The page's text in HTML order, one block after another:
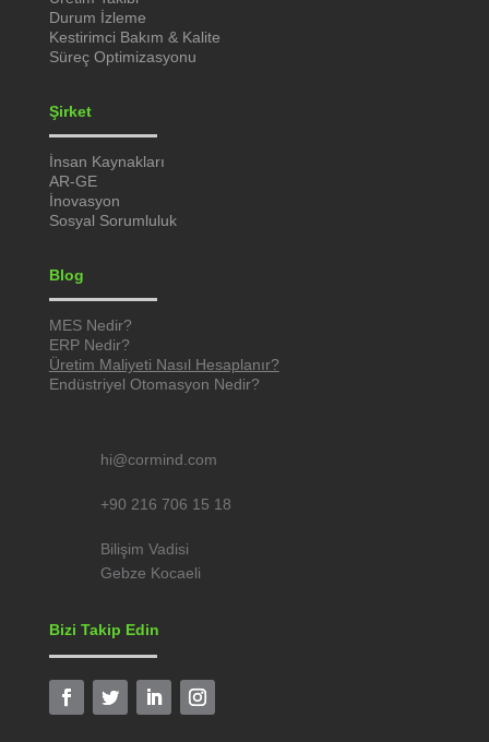
Durum İzleme
Kestirimci Bakım & Kalite
Süreç Optimizasyonu
Şirket
İnsan Kaynakları
AR-GE
İnovasyon
Sosyal Sorumluluk
Blog
MES Nedir?
ERP Nedir?
Üretim Maliyeti Nasıl Hesaplanır?
Endüstriyel Otomasyon Nedir?
hi@cormind.com
+90 216 706 15 18
Bilişim Vadisi
Gebze Kocaeli
Bizi Takip Edin